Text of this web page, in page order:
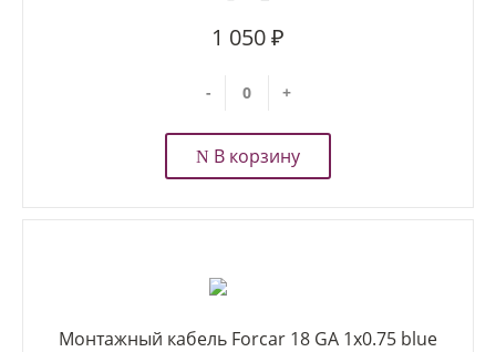
1 050 ₽
- +
В корзину
Монтажный кабель Forcar 18 GA 1x0.75 blue